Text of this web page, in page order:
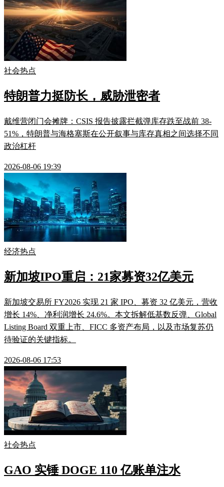
社会热点
特朗普力挺防长，威胁泄密者
戴维营闭门会摊牌：CSIS 报告披露拦截弹库存跌至战前 38-
51%，特朗普与海格塞斯在公开叙事与库存真相之间选择不同
政治杠杆
2026-08-06 19:39
经济热点
新加坡IPO重启：21家募资32亿美元
新加坡交易所 FY2026 实现 21 家 IPO、募资 32 亿美元，营收
增长 14%、净利润增长 24.6%。本文拆解低基数反弹、Global
Listing Board 双重上市、FICC 多资产布局，以及市场复苏仍
待验证的关键指标。
2026-08-06 17:53
社会热点
GAO 实锤 DOGE 110 亿账单注水